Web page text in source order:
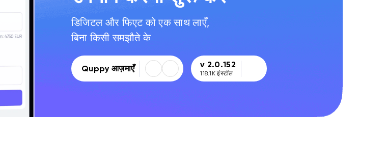
डिजिटल और फिएट को एक साथ लाएँ,
बिना किसी समझौते के
Quppy आज़माएँ v 2.0.152
118.1Kइंस्टॉल